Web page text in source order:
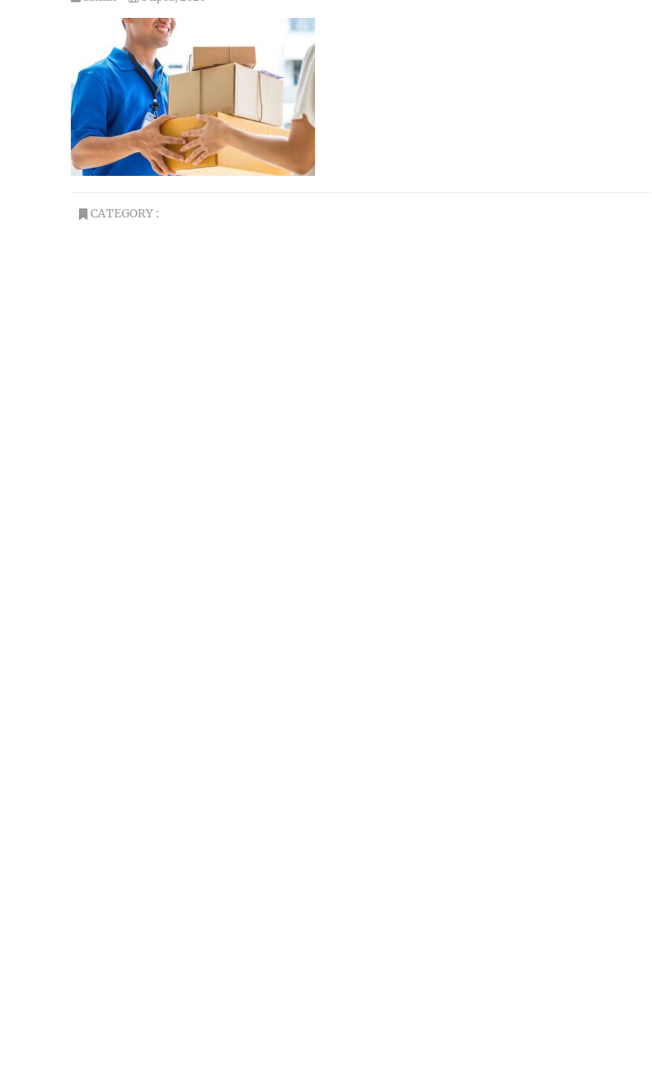
CATEGORY :